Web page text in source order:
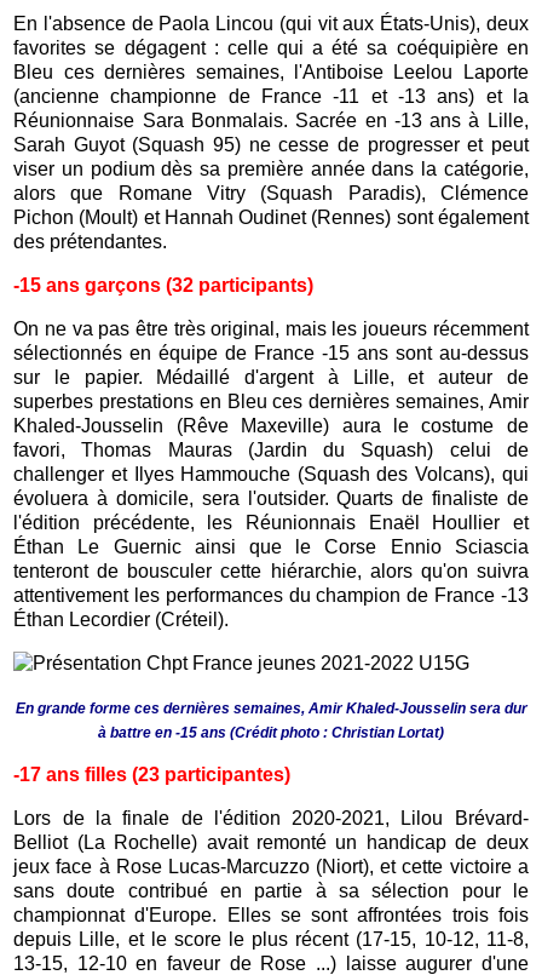
En l'absence de Paola Lincou (qui vit aux États-Unis), deux
favorites se dégagent : celle qui a été sa coéquipière en
Bleu ces dernières semaines, l'Antiboise Leelou Laporte
(ancienne championne de France -11 et -13 ans) et la
Réunionnaise Sara Bonmalais. Sacrée en -13 ans à Lille,
Sarah Guyot (Squash 95) ne cesse de progresser et peut
viser un podium dès sa première année dans la catégorie,
alors que Romane Vitry (Squash Paradis), Clémence
Pichon (Moult) et Hannah Oudinet (Rennes) sont également
des prétendantes.
-15 ans garçons (32 participants)
On ne va pas être très original, mais les joueurs récemment
sélectionnés en équipe de France -15 ans sont au-dessus
sur le papier. Médaillé d'argent à Lille, et auteur de
superbes prestations en Bleu ces dernières semaines, Amir
Khaled-Jousselin (Rêve Maxeville) aura le costume de
favori, Thomas Mauras (Jardin du Squash) celui de
challenger et Ilyes Hammouche (Squash des Volcans), qui
évoluera à domicile, sera l'outsider. Quarts de finaliste de
l'édition précédente, les Réunionnais Enaël Houllier et
Éthan Le Guernic ainsi que le Corse Ennio Sciascia
tenteront de bousculer cette hiérarchie, alors qu'on suivra
attentivement les performances du champion de France -13
Éthan Lecordier (Créteil).
En grande forme ces dernières semaines, Amir Khaled-Jousselin sera dur
à battre en -15 ans (Crédit photo : Christian Lortat)
-17 ans filles (23 participantes)
Lors de la finale de l'édition 2020-2021, Lilou Brévard-
Belliot (La Rochelle) avait remonté un handicap de deux
jeux face à Rose Lucas-Marcuzzo (Niort), et cette victoire a
sans doute contribué en partie à sa sélection pour le
championnat d'Europe. Elles se sont affrontées trois fois
depuis Lille, et le score le plus récent (17-15, 10-12, 11-8,
13-15, 12-10 en faveur de Rose ...) laisse augurer d'une